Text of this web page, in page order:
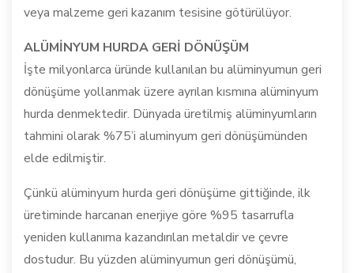
veya malzeme geri kazanım tesisine götürülüyor.
ALÜMİNYUM HURDA GERİ DÖNÜŞÜM
İşte milyonlarca üründe kullanılan bu alüminyumun geri
dönüşüme yollanmak üzere ayrılan kısmına alüminyum
hurda denmektedir. Dünyada üretilmiş alüminyumların
tahmini olarak %75’i aluminyum geri dönüşümünden
elde edilmiştir.
Çünkü alüminyum hurda geri dönüşüme gittiğinde, ilk
üretiminde harcanan enerjiye göre %95 tasarrufla
yeniden kullanıma kazandırılan metaldir ve çevre
dostudur. Bu yüzden alüminyumun geri dönüşümü,